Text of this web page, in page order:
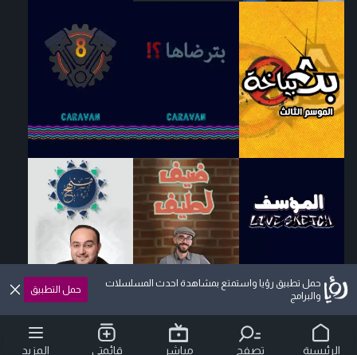
حمل تطبيق رؤيا واستمتع بمشاهدة احدث المسلسلات
والبرامج
حمل التطبيق
الرئيسية تصفح مباشر قائمتي المزيد